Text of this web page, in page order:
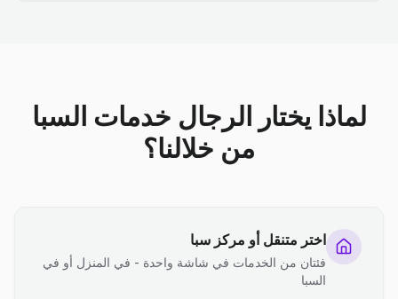
لماذا يختار الرجال خدمات السبا
من خلالنا؟
اختر متنقل أو مركز سبا
فئتان من الخدمات في شاشة واحدة - في المنزل أو في
السبا